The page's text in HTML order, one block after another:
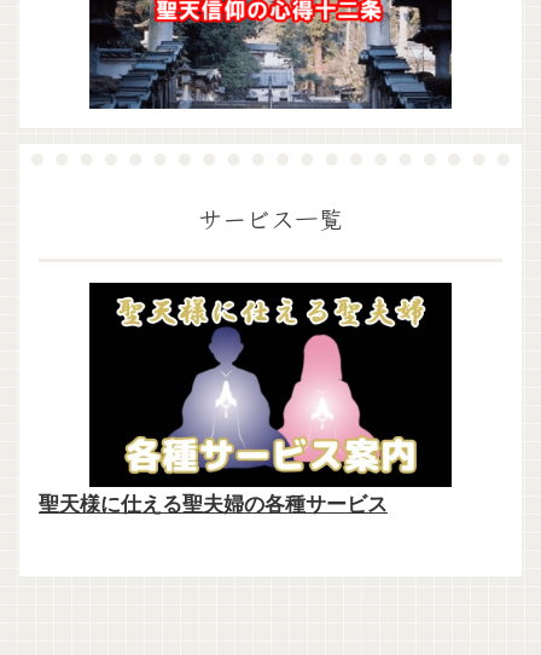
サービス一覧
聖天様に仕える聖夫婦の各種サービス